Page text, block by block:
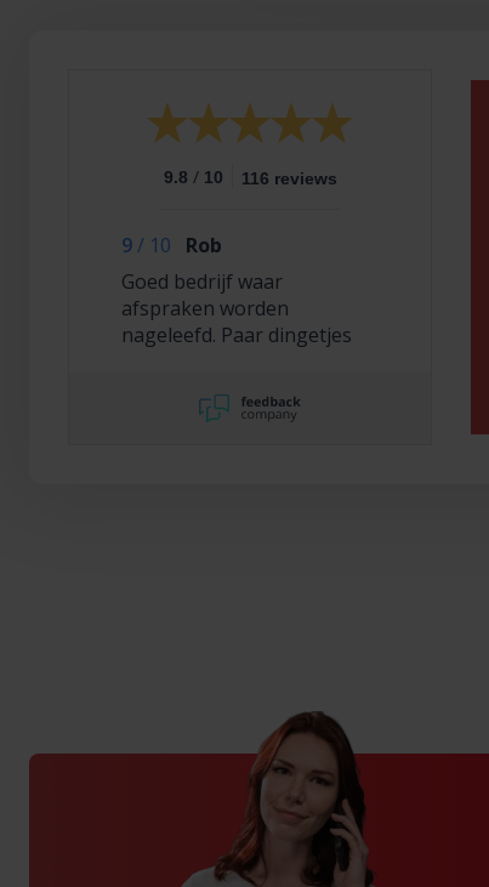
9.8 / 10 116 reviews
9/ 10
Rob
Goed bedrijf waar
afspraken worden
nageleefd. Paar dingetjes
korting gekregen. Duurde
lang eer ik de sleutel